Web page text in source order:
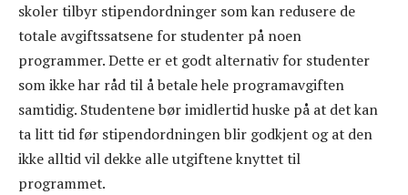
skoler tilbyr stipendordninger som kan redusere de
totale avgiftssatsene for studenter på noen
programmer. Dette er et godt alternativ for studenter
som ikke har råd til å betale hele programavgiften
samtidig. Studentene bør imidlertid huske på at det kan
ta litt tid før stipendordningen blir godkjent og at den
ikke alltid vil dekke alle utgiftene knyttet til
programmet.